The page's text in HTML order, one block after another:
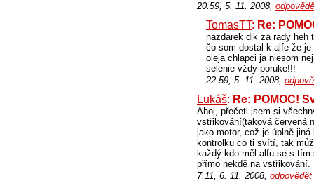
20.59, 5. 11. 2008,
TomasTT: Re:
nazdarek dik za rady heh
čo som dostal k alfe že
oleja chlapci ja niesom
selenie vždy poruke!!!
22.59, 5. 11. 2008,
Lukáš: Re: POMOC!
Ahoj, přečetl jsem si
vstřikování(taková červená
jako motor, což je úplně
kontrolku co ti svítí, tak
každý kdo měl alfu se s
přímo nekdě na vstřikování.
7.11, 6. 11. 2008, odpovědět